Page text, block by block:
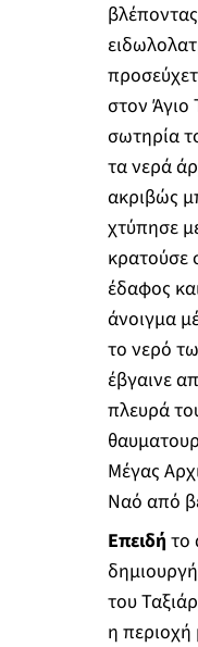
στον Άγιο
σωτηρία
τα νερά
ακριβώς
χτύπησε
κρατούσε
έδαφος
άνοιγμα
το νερό
έβγαινε
πλευρά
Μέγας
Ναό από
Επειδή το
του
η